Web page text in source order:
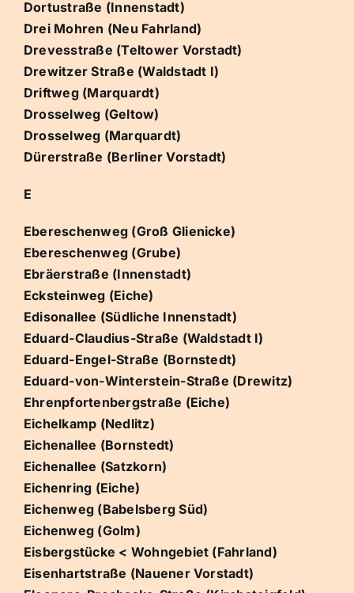
Dortustraße (Innenstadt)
Drei Mohren (Neu Fahrland)
Drevesstraße (Teltower Vorstadt)
Drewitzer Straße (Waldstadt I)
Driftweg (Marquardt)
Drosselweg (Geltow)
Drosselweg (Marquardt)
Dürerstraße (Berliner Vorstadt)
E
Ebereschenweg (Groß Glienicke)
Ebereschenweg (Grube)
Ebräerstraße (Innenstadt)
Ecksteinweg (Eiche)
Edisonallee (Südliche Innenstadt)
Eduard-Claudius-Straße (Waldstadt I)
Eduard-Engel-Straße (Bornstedt)
Eduard-von-Winterstein-Straße (Drewitz)
Ehrenpfortenbergstraße (Eiche)
Eichelkamp (Nedlitz)
Eichenallee (Bornstedt)
Eichenallee (Satzkorn)
Eichenring (Eiche)
Eichenweg (Babelsberg Süd)
Eichenweg (Golm)
Eisbergstücke < Wohngebiet (Fahrland)
Eisenhartstraße (Nauener Vorstadt)